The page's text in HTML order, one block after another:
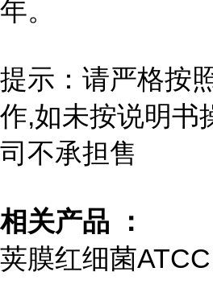
年。
提示：请严格按
作,如未按说明书
司不承担售
相关产品 ：
荚膜红细菌ATCC